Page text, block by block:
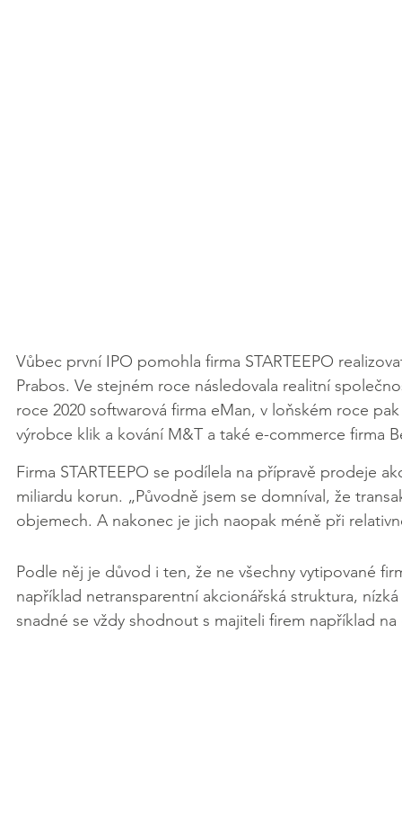
Vůbec první IPO pomohla firma STARTEEPO
Prabos. Ve stejném roce následovala realitní
roce 2020 softwarová firma eMan, v loňském roce
výrobce klik a kování M&T a také e-commerce firma
Firma STARTEEPO se podílela na přípravě prodeje
miliardu korun. „Původně jsem se domníval, že
objemech. A nakonec je jich naopak méně při
Podle něj je důvod i ten, že ne všechny vytipované
například netransparentní akcionářská struktura,
snadné se vždy shodnout s majiteli firem například